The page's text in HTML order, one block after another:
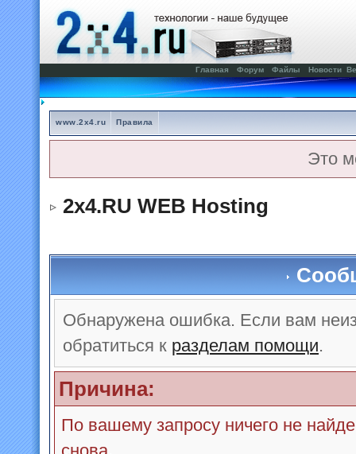
Главная Форум Файлы Новости
www.2x4.ru Правила
Это
2x4.RU WEB Hosting
Обнаружена ошибка. Если вам
обратиться к разделам помощи.
Причина:
По вашему запросу ничего не